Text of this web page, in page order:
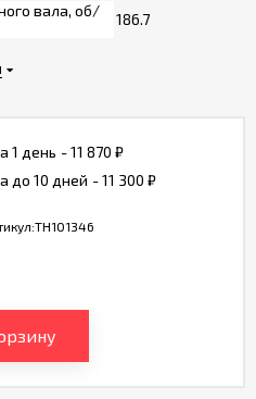
вала, об/
186.7
1 день - 11 870 ₽
до 10 дней - 11 300 ₽
TH101346